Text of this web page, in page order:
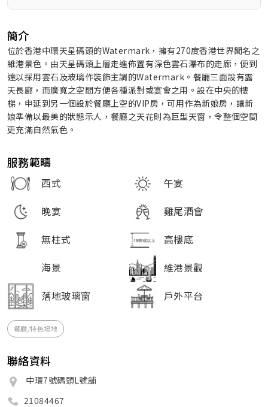
簡介
位於香港中環天星碼頭的Watermark，擁有270度香港世界聞名之
維港景色。由天星碼頭上層走進佈置有深色雲石瀑布的走廊，便到
達以採用雲石及玻璃作裝飾主調的Watermark。餐廳三面設有露
天長廊，而廣寬之空間方便各種派對或宴會之用。設在中央的樓
梯，申延到另一個設於餐廳上空的VIP房，可用作為新娘房，讓新
娘準備以最美的狀態示人，餐廳之天花則為巨型天窗，令整個空間
更充滿自然氣色。
服務範疇
西式
午宴
晚宴
雞尾酒會
無柱式
高樓底
海景
維港景觀
落地玻璃窗
戶外平台
餐廳/特色場地
聯絡資料
中環7號碼頭L號舖
21084467